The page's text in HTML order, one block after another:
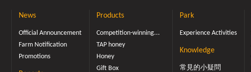
News
Official Announcement
Farm Notification
Promotions
Products
Competition-winning...
TAP honey
Honey
Gift Box
Park
Experience Activities
Knowledge
常見的小疑問